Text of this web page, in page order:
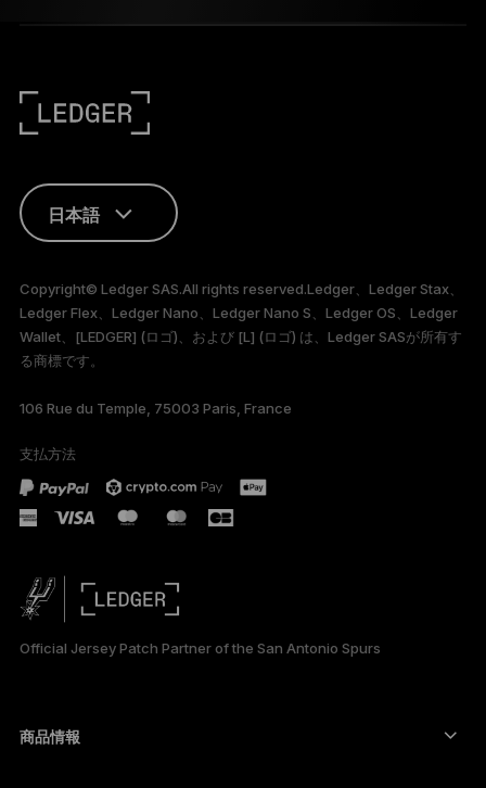
日本語
FRANÇAIS
TÜRKÇE
DEUTSCH
PORTUGUÊS
ESPAÑOL
简体中文
Copyright© Ledger SAS.All rights reserved.Ledger、Ledger Stax、
Ledger Flex、Ledger Nano、Ledger Nano S、Ledger OS、Ledger
Wallet、[LEDGER] (ロゴ)、および [L] (ロゴ) は、Ledger SASが所有す
る商標です。
106 Rue du Temple, 75003 Paris, France
支払方法
Official Jersey Patch Partner of the San Antonio Spurs
商品情報